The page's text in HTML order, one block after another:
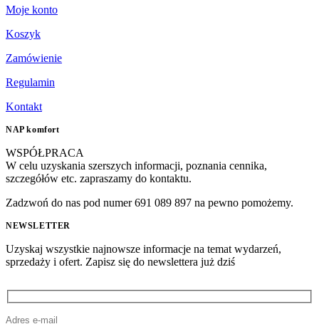
Moje konto
Koszyk
Zamówienie
Regulamin
Kontakt
NAP komfort
WSPÓŁPRACA
W celu uzyskania szerszych informacji, poznania cennika,
szczegółów etc. zapraszamy do kontaktu.
Zadzwoń do nas pod numer 691 089 897 na pewno pomożemy.
NEWSLETTER
Uzyskaj wszystkie najnowsze informacje na temat wydarzeń,
sprzedaży i ofert. Zapisz się do newslettera już dziś